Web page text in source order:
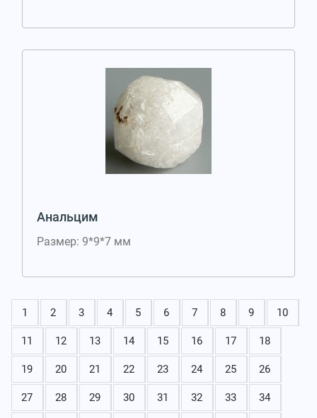
Анальцим
Размер: 9*9*7 мм
1 2 3 4 5 6 7 8 9 10
11 12 13 14 15 16 17 18
19 20 21 22 23 24 25 26
27 28 29 30 31 32 33 34